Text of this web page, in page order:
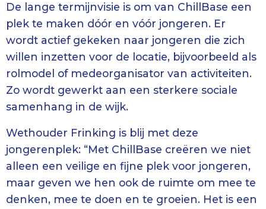
De lange termijnvisie is om van ChillBase een
plek te maken dóór en vóór jongeren. Er
wordt actief gekeken naar jongeren die zich
willen inzetten voor de locatie, bijvoorbeeld als
rolmodel of medeorganisator van activiteiten.
Zo wordt gewerkt aan een sterkere sociale
samenhang in de wijk.
Wethouder Frinking is blij met deze
jongerenplek: “Met ChillBase creëren we niet
alleen een veilige en fijne plek voor jongeren,
maar geven we hen ook de ruimte om mee te
denken, mee te doen en te groeien. Het is een